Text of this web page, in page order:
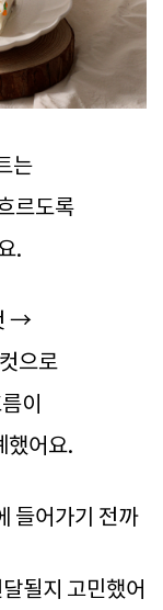
는
르도록
.
→
으로
이
했어요.
들어가기 전까
될지 고민했어